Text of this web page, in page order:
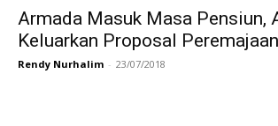
Armada Masuk Masa Pensiun,
Keluarkan Proposal
Rendy Nurhalim - 23/07/2018